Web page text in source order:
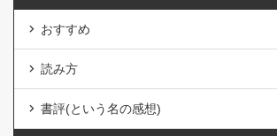
おすすめ
読み方
書評(という名の感想)